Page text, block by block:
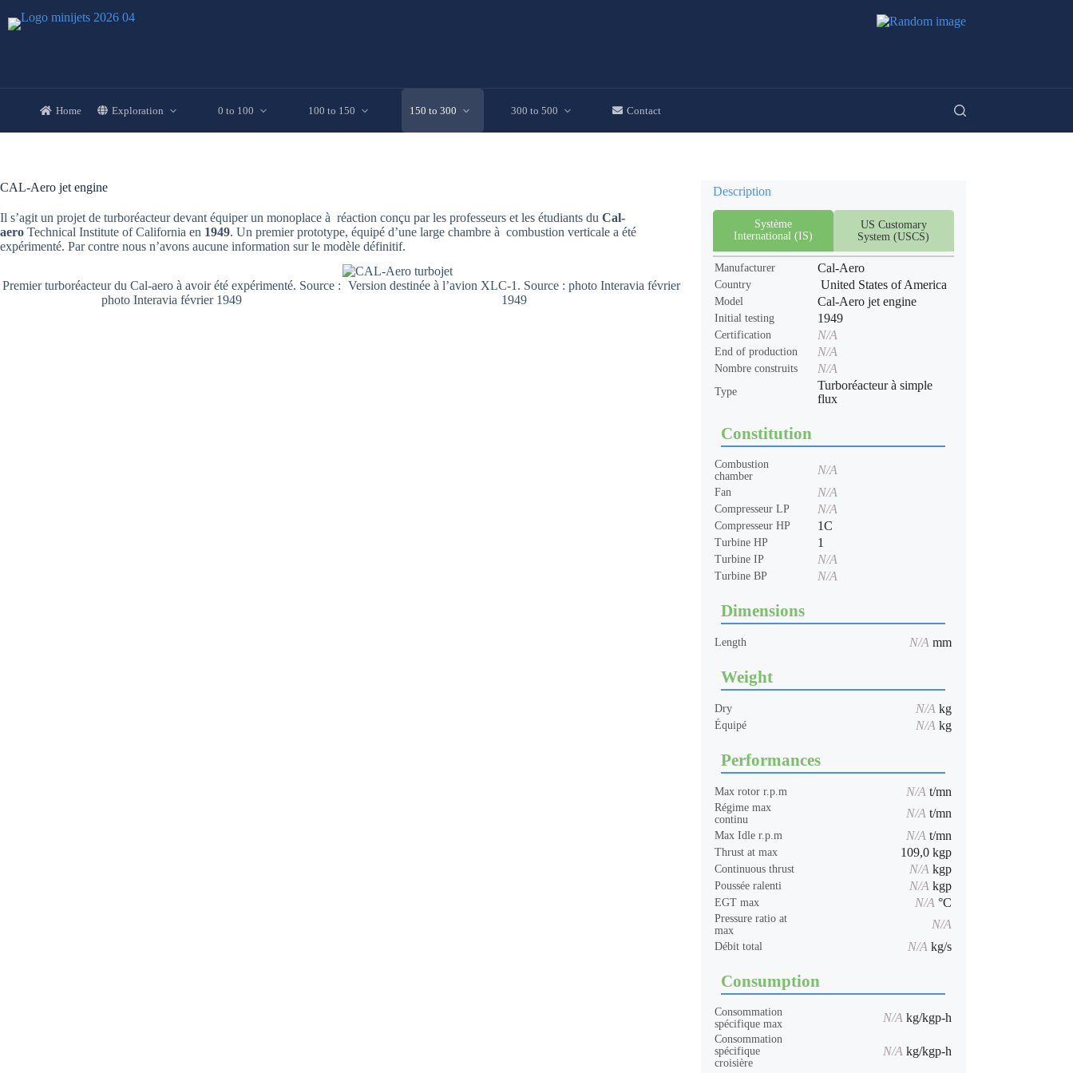
to
content
Home Exploration 0 to 100 100 to 150 150 to 300 300 to 500 Contact
CAL-Aero jet engine
Il s’agit un projet de turboréacteur devant équiper un monoplace à réaction conçu par les professeurs et les étudiants du Cal-
aero Technical Institute of California en 1949. Un premier prototype, équipé d’une large chambre à combustion verticale a été
expérimenté. Par contre nous n’avons aucune information sur le modèle définitif.
Premier turboréacteur du Cal-aero à avoir été expérimenté. Source :
photo Interavia février 1949
Version destinée à l’avion XLC-1. Source : photo Interavia février
1949
Description
Système
International (IS)
US Customary
System (USCS)
Manufacturer Cal-Aero
Country United States of America
Model Cal-Aero jet engine
Initial testing 1949
Certification N/A
End of production N/A
Nombre construits N/A
Type
Turboréacteur à simple
flux
Constitution
Combustion
chamber
N/A
Fan N/A
Compresseur LP N/A
Compresseur HP 1C
Turbine HP 1
Turbine IP N/A
Turbine BP N/A
Dimensions
Length N/A mm
Weight
Dry N/A kg
Équipé N/A kg
Performances
Max rotor r.p.m N/A t/mn
Régime max
continu
N/A t/mn
Max Idle r.p.m N/A t/mn
Thrust at max 109,0 kgp
Continuous thrust N/A kgp
Poussée ralenti N/A kgp
EGT max N/A °C
Pressure ratio at
max
N/A
Débit total N/A kg/s
Consumption
Consommation
spécifique max
N/A kg/kgp-h
Consommation
spécifique
croisière
N/A kg/kgp-h